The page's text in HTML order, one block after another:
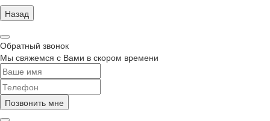
Назад
Обратный звонок
Мы свяжемся с Вами в скором времени
Позвонить мне